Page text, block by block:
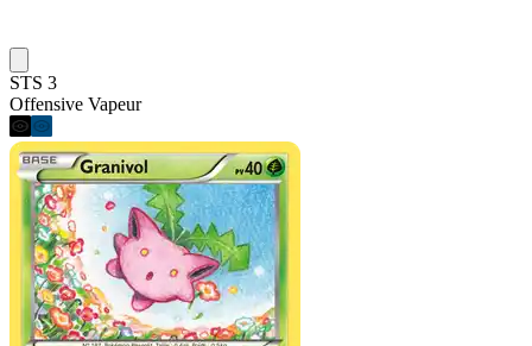
STS 3
Offensive Vapeur